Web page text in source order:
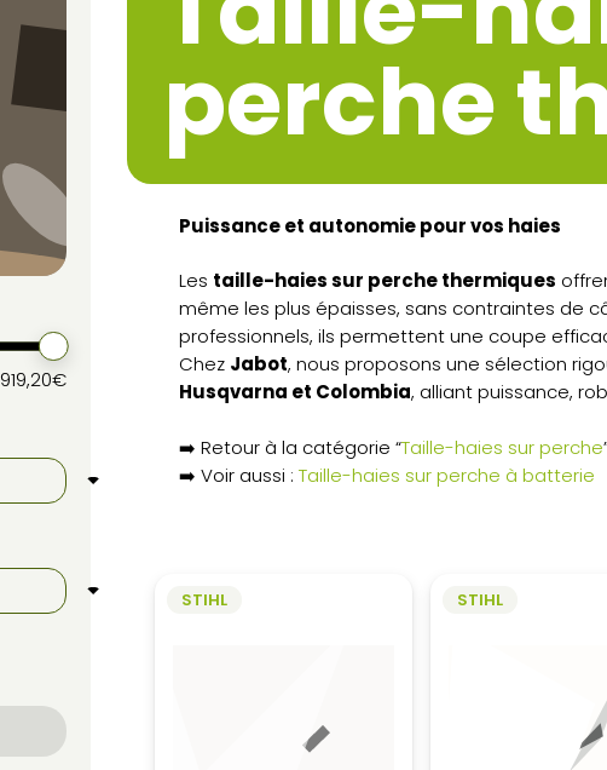
919,20€
perche
Puissance et autonomie pour vos haies
Les taille-haies sur perche thermiques
même les plus épaisses, sans contraintes de
professionnels, ils permettent une coupe
Chez Jabot, nous proposons une sélection
Husqvarna et Colombia, alliant puissance,
➡️ Retour à la catégorie “Taille-haies sur perche
➡️ Voir aussi : Taille-haies sur perche à batterie
STIHL STIHL